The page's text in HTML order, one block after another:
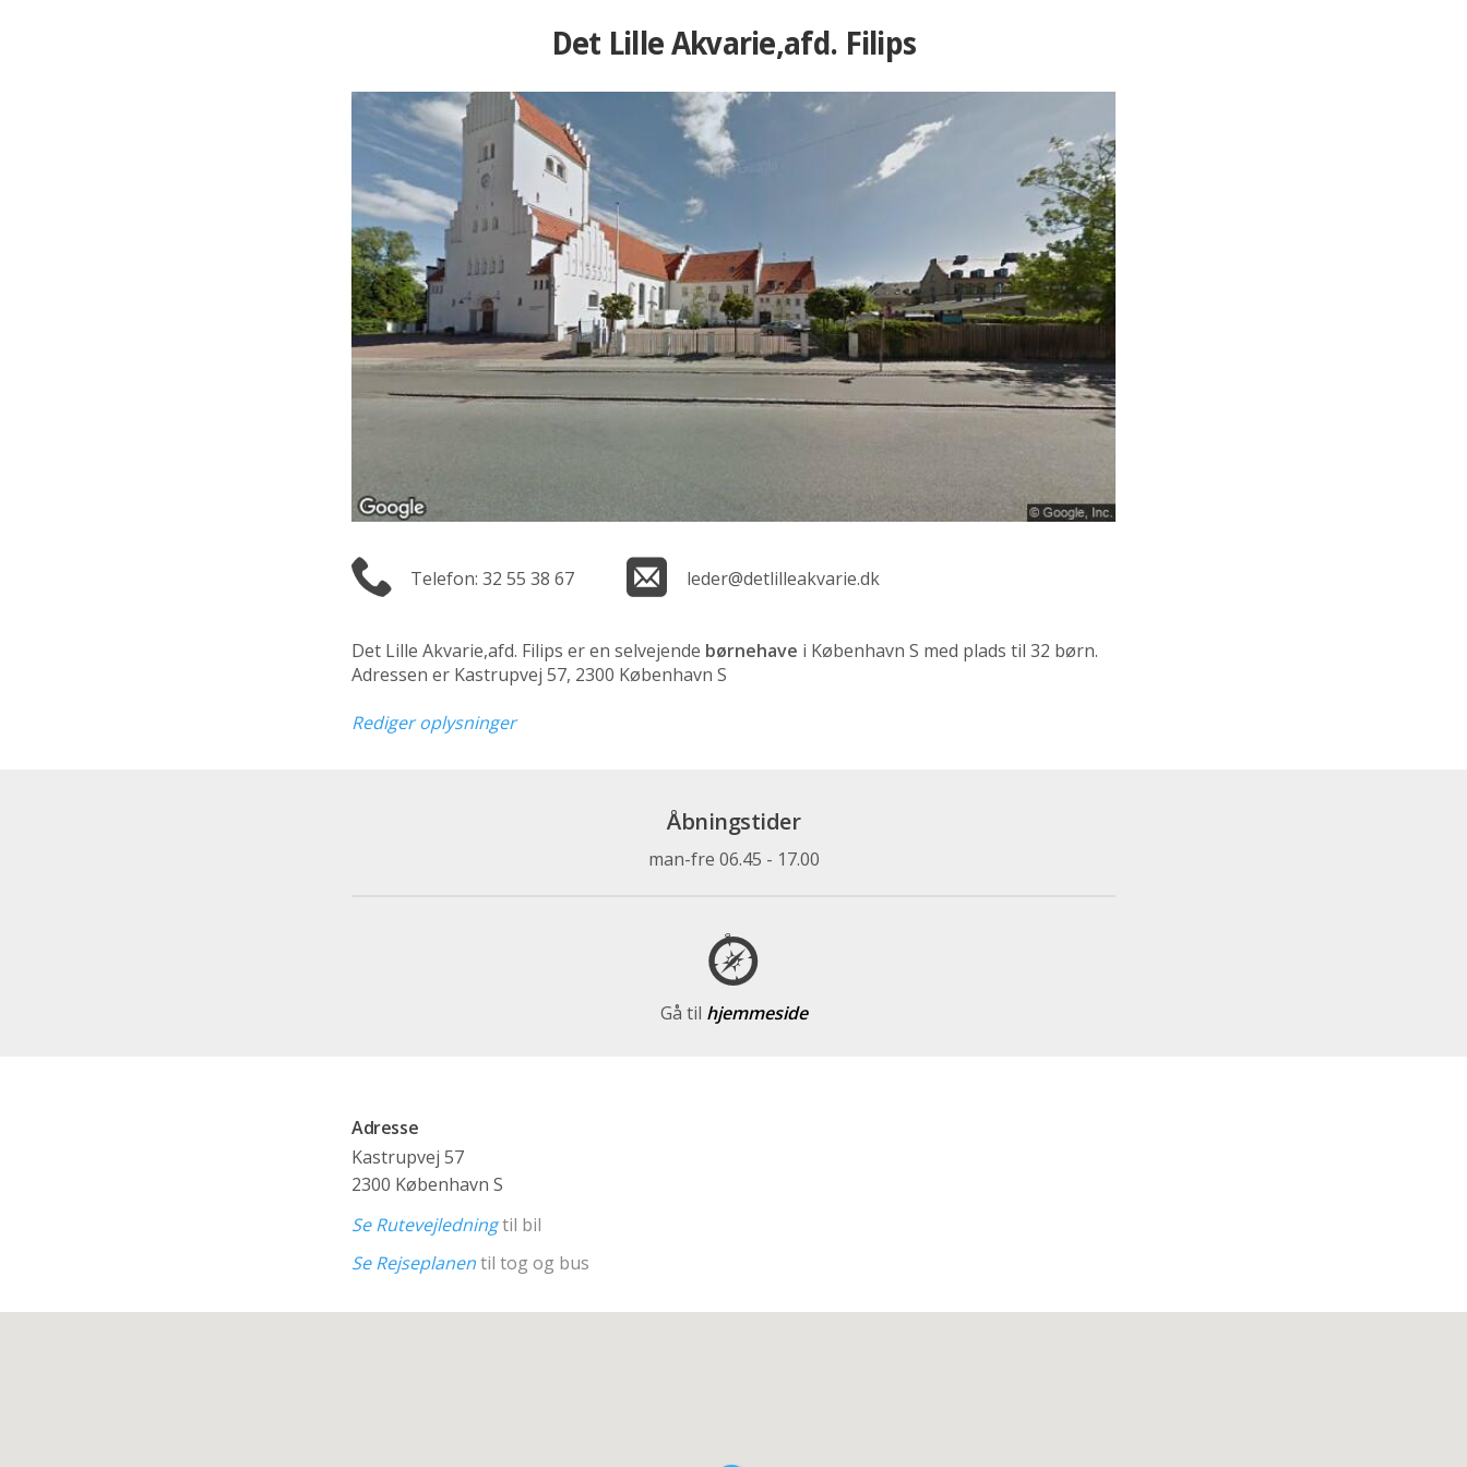
Det Lille Akvarie,afd. Filips
Telefon: 32 55 38 67 leder@detlilleakvarie.dk
Det Lille Akvarie,afd. Filips er en selvejende børnehave i København S med plads til 32 børn.
Adressen er Kastrupvej 57, 2300 København S
Rediger oplysninger
Åbningstider
man-fre 06.45 - 17.00
Gå til hjemmeside
Adresse
Kastrupvej 57
2300 København S
Se Rutevejledningtil bil
Se Rejseplanentil tog og bus